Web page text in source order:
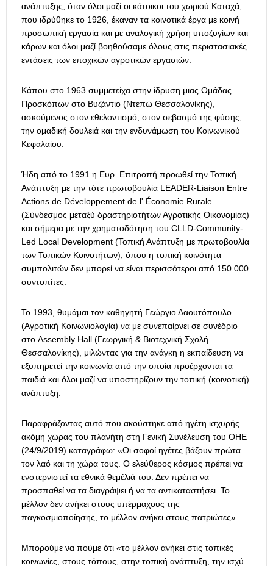
ανάπτυξης, όταν όλοι μαζί οι κάτοικοι του χωριού Καταχά,
που ιδρύθηκε το 1926, έκαναν τα κοινοτικά έργα με κοινή
προσωπική εργασία και με αναλογική χρήση υποζυγίων και
κάρων και όλοι μαζί βοηθούσαμε όλους στις περιστασιακές
εντάσεις των εποχικών αγροτικών εργασιών.
Κάπου στο 1963 συμμετείχα στην ίδρυση μιας Ομάδας
Προσκόπων στο Βυζάντιο (Ντεπώ Θεσσαλονίκης),
ασκούμενος στον εθελοντισμό, στον σεβασμό της φύσης,
την ομαδική δουλειά και την ενδυνάμωση του Κοινωνικού
Κεφαλαίου.
Ήδη από το 1991 η Ευρ. Επιτροπή προωθεί την Τοπική
Ανάπτυξη με την τότε πρωτοβουλία LEADER-Liaison Entre
Actions de Développement de l' Économie Rurale
(Σύνδεσμος μεταξύ δραστηριοτήτων Αγροτικής Οικονομίας)
και σήμερα με την χρηματοδότηση του CLLD-Community-
Led Local Development (Τοπική Ανάπτυξη με πρωτοβουλία
των Τοπικών Κοινοτήτων), όπου η τοπική κοινότητα
συμπολιτών δεν μπορεί να είναι περισσότεροι από 150.000
συντοπίτες.
Το 1993, θυμάμαι τον καθηγητή Γεώργιο Δαουτόπουλο
(Αγροτική Κοινωνιολογία) να με συνεπαίρνει σε συνέδριο
στο Assembly Hall (Γεωργική & Βιοτεχνική Σχολή
Θεσσαλονίκης), μιλώντας για την ανάγκη η εκπαίδευση να
εξυπηρετεί την κοινωνία από την οποία προέρχονται τα
παιδιά και όλοι μαζί να υποστηρίζουν την τοπική (κοινοτική)
ανάπτυξη.
Παραφράζοντας αυτό που ακούστηκε από ηγέτη ισχυρής
ακόμη χώρας του πλανήτη στη Γενική Συνέλευση του ΟΗΕ
(24/9/2019) καταγράφω: «Οι σοφοί ηγέτες βάζουν πρώτα
τον λαό και τη χώρα τους. Ο ελεύθερος κόσμος πρέπει να
ενστερνιστεί τα εθνικά θεμέλιά του. Δεν πρέπει να
προσπαθεί να τα διαγράψει ή να τα αντικαταστήσει. Το
μέλλον δεν ανήκει στους υπέρμαχους της
παγκοσμιοποίησης, το μέλλον ανήκει στους πατριώτες».
Μπορούμε να πούμε ότι «το μέλλον ανήκει στις τοπικές
κοινωνίες, στους τόπους, στην τοπική ανάπτυξη, την ισχύ